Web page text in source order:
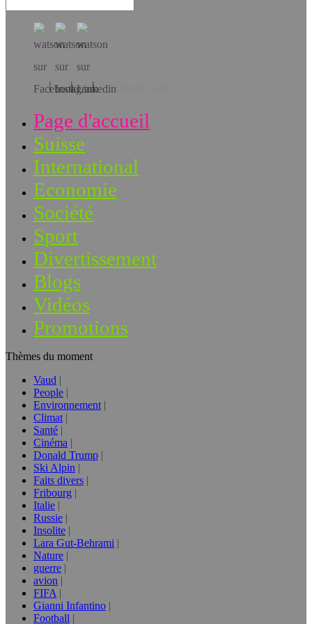
Téléchargez l’app!
Page d'accueil
Suisse
International
Economie
Société
Sport
Divertissement
Blogs
Vidéos
Promotions
Thèmes du moment
Vaud
People
Environnement
Climat
Santé
Cinéma
Donald Trump
Ski Alpin
Faits divers
Fribourg
Italie
Russie
Insolite
Lara Gut-Behrami
Nature
guerre
avion
FIFA
Gianni Infantino
Football